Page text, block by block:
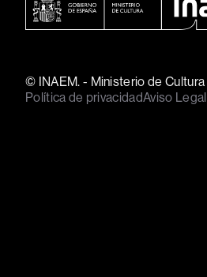
© INAEM. - Ministerio de Cultura
Política de privacidadAviso Legal